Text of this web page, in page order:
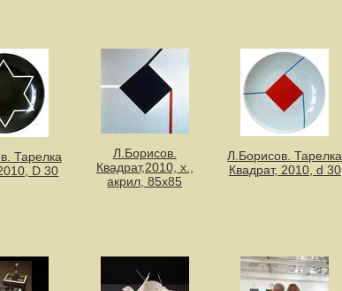
Тарелка
D 30
Л.Борисов.
Квадрат,2010, х.,
акрил, 85х85
Л.Борисов. Тарелка
Квадрат, 2010, d 30